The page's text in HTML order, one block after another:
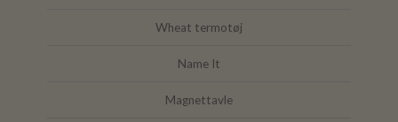
Wheat termotøj
Name It
Magnettavle